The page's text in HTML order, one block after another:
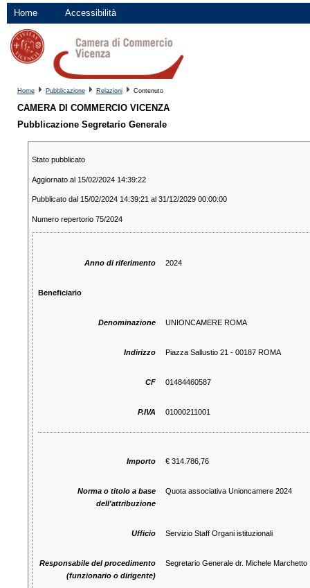
Home Accessibilità
Home Pubblicazione Relazioni Contenuto
CAMERA DI COMMERCIO VICENZA
Pubblicazione Segretario Generale
Stato pubblicato
Aggiornato al 15/02/2024 14:39:22
Pubblicato dal 15/02/2024 14:39:21 al 31/12/2029 00:00:00
Numero repertorio 75/2024
Anno di riferimento 2024
Beneficiario
Denominazione UNIONCAMERE ROMA
Indirizzo Piazza Sallustio 21 - 00187 ROMA
CF 01484460587
P.IVA 01000211001
Importo € 314.786,76
Norma o titolo a base
dell'attribuzione
Quota associativa Unioncamere 2024
Ufficio Servizio Staff Organi istituzionali
Responsabile del procedimento
(funzionario o dirigente)
Segretario Generale dr. Michele Marchetto